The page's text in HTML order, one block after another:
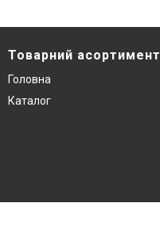
Товарний асортимент
Головна
Каталог